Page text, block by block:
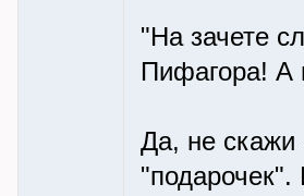
"На зачете
Пифагора! А
Да, не скажи